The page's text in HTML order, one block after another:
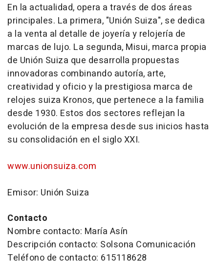
En la actualidad, opera a través de dos áreas
principales. La primera, "Unión Suiza", se dedica
a la venta al detalle de joyería y relojería de
marcas de lujo. La segunda, Misui, marca propia
de Unión Suiza que desarrolla propuestas
innovadoras combinando autoría, arte,
creatividad y oficio y la prestigiosa marca de
relojes suiza Kronos, que pertenece a la familia
desde 1930. Estos dos sectores reflejan la
evolución de la empresa desde sus inicios hasta
su consolidación en el siglo XXI.
www.unionsuiza.com
Emisor: Unión Suiza
Contacto
Nombre contacto: María Asín
Descripción contacto: Solsona Comunicación
Teléfono de contacto: 615118628